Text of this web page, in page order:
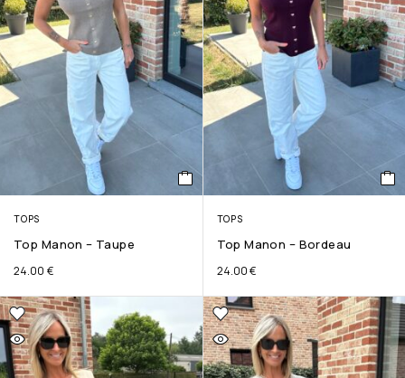
TOPS
Top Manon – Taupe
24.00 €
TOPS
Top Manon – Bordeau
24.00€